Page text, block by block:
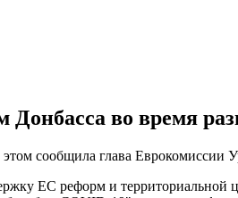
во время
сообщила глава Еврокомиссии
ЕС реформ и